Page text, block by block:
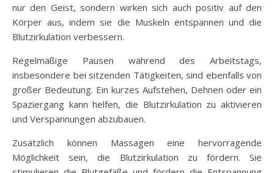
nur den Geist, sondern wirken sich auch positiv auf den
Körper aus, indem sie die Muskeln entspannen und die
Blutzirkulation verbessern.
Regelmäßige Pausen während des Arbeitstags,
insbesondere bei sitzenden Tätigkeiten, sind ebenfalls von
großer Bedeutung. Ein kurzes Aufstehen, Dehnen oder ein
Spaziergang kann helfen, die Blutzirkulation zu aktivieren
und Verspannungen abzubauen.
Zusätzlich können Massagen eine hervorragende
Möglichkeit sein, die Blutzirkulation zu fördern. Sie